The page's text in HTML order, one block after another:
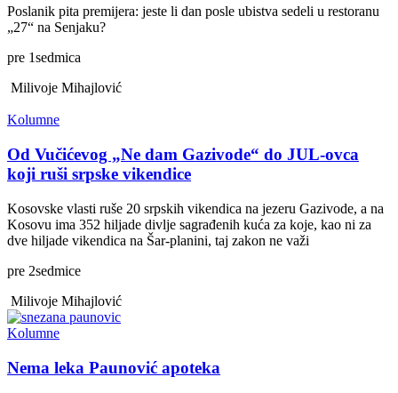
Poslanik pita premijera: jeste li dan posle ubistva sedeli u restoranu
„27“ na Senjaku?
pre 1sedmica
Milivoje Mihajlović
Kolumne
Od Vučićevog „Ne dam Gazivode“ do JUL-ovca
koji ruši srpske vikendice
Kosovske vlasti ruše 20 srpskih vikendica na jezeru Gazivode, a na
Kosovu ima 352 hiljade divlje sagrađenih kuća za koje, kao ni za
dve hiljade vikendica na Šar-planini, taj zakon ne važi
pre 2sedmice
Milivoje Mihajlović
Kolumne
Nema leka Paunović apoteka